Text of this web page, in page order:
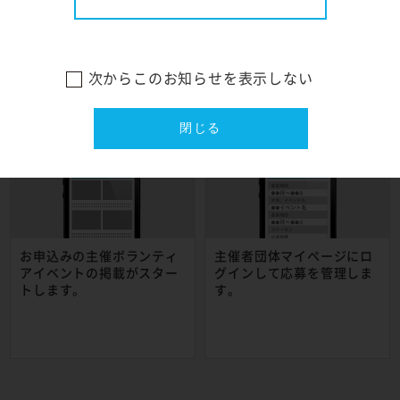
下します。
事項を入力し申し込みま
お申込みの主催ボランティ
アイベントの掲載がスター
トします。
STEP
6
主催者団体マイページにロ
グインして応募を管理しま
す。
次からこのお知らせを表示しない
閉じる